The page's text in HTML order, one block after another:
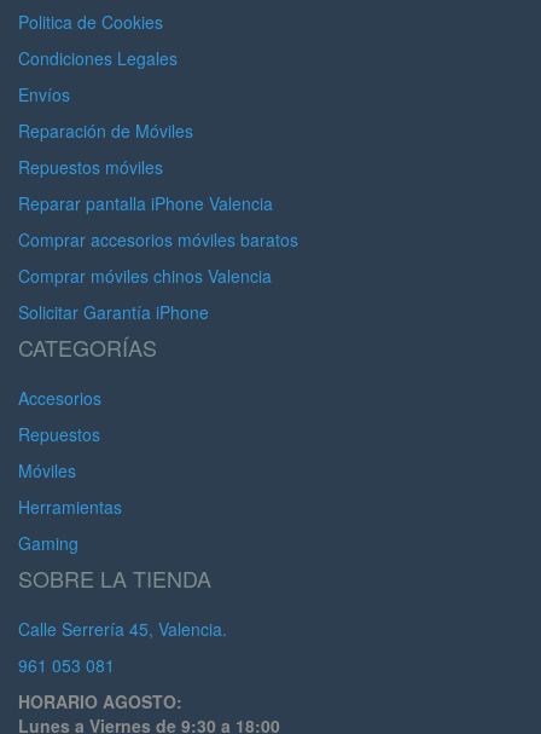
Politica de Cookies
Condiciones Legales
Envíos
Reparación de Móviles
Repuestos móviles
Reparar pantalla iPhone Valencia
Comprar accesorios móviles baratos
Comprar móviles chinos Valencia
Solicitar Garantía iPhone
CATEGORÍAS
Accesorios
Repuestos
Móviles
Herramientas
Gaming
SOBRE LA TIENDA
Calle Serrería 45, Valencia.
961 053 081
HORARIO AGOSTO:
Lunes a Viernes de 9:30 a 18:00